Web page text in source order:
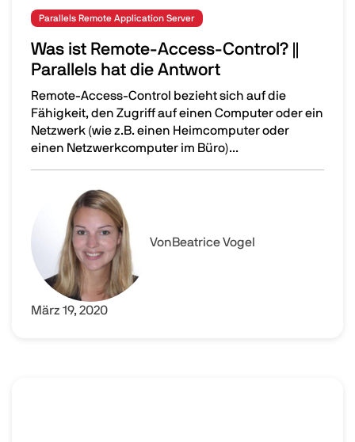
Parallels Remote Application Server
Was ist Remote-Access-Control? ||
Parallels hat die Antwort
Remote-Access-Control bezieht sich auf die
Fähigkeit, den Zugriff auf einen Computer oder ein
Netzwerk (wie z.B. einen Heimcomputer oder
einen Netzwerkcomputer im Büro)...
Was ist Remote-Access-Control? || Parallels hat die
VonBeatrice Vogel
März 19, 2020